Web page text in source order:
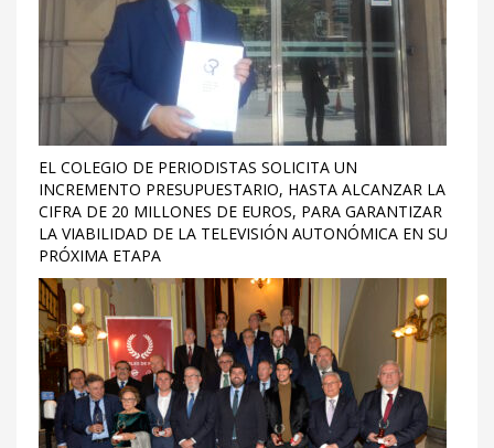
EL COLEGIO DE PERIODISTAS SOLICITA UN
INCREMENTO PRESUPUESTARIO, HASTA ALCANZAR LA
CIFRA DE 20 MILLONES DE EUROS, PARA GARANTIZAR
LA VIABILIDAD DE LA TELEVISIÓN AUTONÓMICA EN SU
PRÓXIMA ETAPA